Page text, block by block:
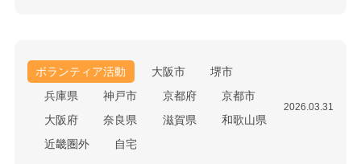
ボランティア活動 大阪市
堺市
兵庫県
神戸市 京都府
京都市
大阪府
奈良県 滋賀県
和歌山県
近畿圏外
自宅
2026.03.31